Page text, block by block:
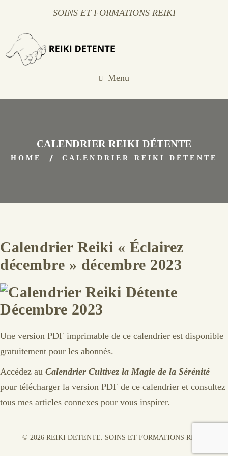
SOINS ET FORMATIONS REIKI
Menu
CALENDRIER REIKI DÉTENTE
HOME CALENDRIER REIKI DÉTENTE
Calendrier Reiki « Éclairez
décembre » décembre 2023
Une version PDF imprimable de ce calendrier est disponible
gratuitement pour les abonnés.
Accédez au Calendrier Cultivez la Magie de la Sérénité
pour télécharger la version PDF de ce calendrier et consultez
tous mes articles connexes pour vous inspirer.
© 2026 REIKI DETENTE. SOINS ET FORMATIONS REIKI